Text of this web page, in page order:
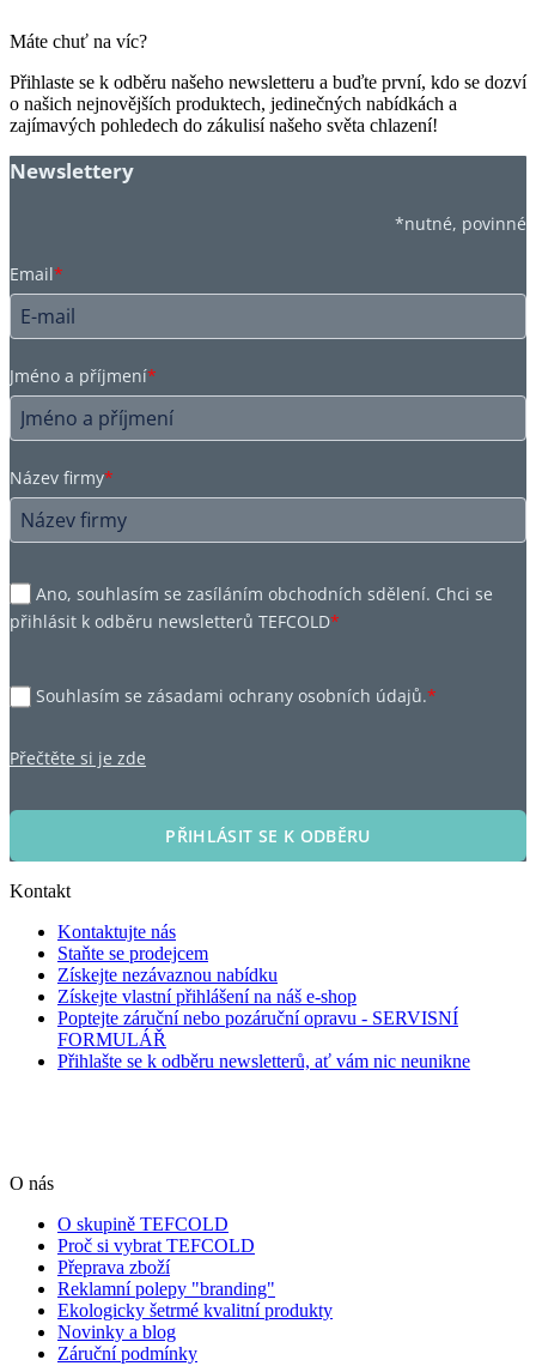
Máte chuť na víc?
Přihlaste se k odběru našeho newsletteru a buďte první, kdo se dozví
o našich nejnovějších produktech, jedinečných nabídkách a
zajímavých pohledech do zákulisí našeho světa chlazení!
Newslettery
*nutné, povinné
Email*
Jméno a příjmení*
Název firmy*
Ano, souhlasím se zasíláním obchodních sdělení. Chci se
přihlásit k odběru newsletterů TEFCOLD*
Souhlasím se zásadami ochrany osobních údajů.*
Přečtěte si je zde
PŘIHLÁSIT SE K ODBĚRU
Kontakt
Kontaktujte nás
Staňte se prodejcem
Získejte nezávaznou nabídku
Získejte vlastní přihlášení na náš e-shop
Poptejte záruční nebo pozáruční opravu - SERVISNÍ
FORMULÁŘ
Přihlašte se k odběru newsletterů, ať vám nic neunikne
O nás
O skupině TEFCOLD
Proč si vybrat TEFCOLD
Přeprava zboží
Reklamní polepy "branding"
Ekologicky šetrmé kvalitní produkty
Novinky a blog
Záruční podmínky